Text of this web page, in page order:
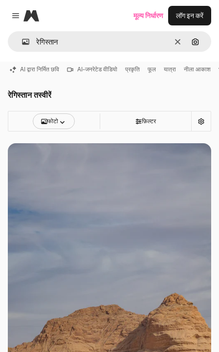
Close menu
Magnific
साफ़ इमेज से
मूल्य निर्धारण लॉग इन करें
AI द्वारा निर्मित छवि AI-जनरेटेड वीडियो प्रकृति फूल यात्रा नीला आकाश
रेगिस्तान तस्वीरें
फोटो फ़िल्टर